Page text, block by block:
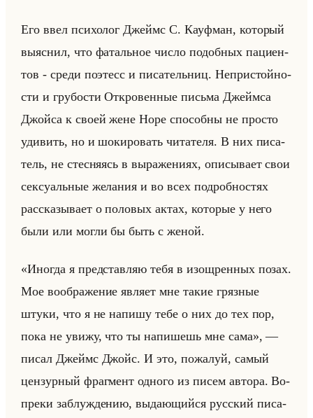
Его ввел пси­хо­лог Джеймс С. Ка­уф­ман, ко­то­рый
вы­яс­нил, что фа­тальное число по­доб­ных па­ци­ен­
тов - среди по­этесс и пи­са­тельниц. Непри­стойно­
сти и гру­бо­сти От­кро­вен­ные письма Джейм­са
Джойса к своей жене Норе спо­соб­ны не про­сто
уди­вить, но и шо­ки­ро­вать чи­та­те­ля. В них пи­са­
тель, не стес­ня­ясь в вы­ра­же­ни­ях, опи­сы­ва­ет свои
сек­су­альные же­ла­ния и во всех по­дроб­но­стях
рас­ска­зы­ва­ет о по­ло­вых актах, ко­то­рые у него
были или могли бы быть с женой.
«Иногда я представляю тебя в изощренных позах.
Мое воображение являет мне такие грязные
штуки, что я не напишу тебе о них до тех пор,
пока не увижу, что ты напишешь мне сама», —
писал Джеймс Джойс. И это, по­жа­луй, самый
цен­зур­ный фраг­мент од­но­го из писем ав­то­ра. Во­
пре­ки за­блуж­де­нию, вы­да­ющийся рус­ский пи­са­